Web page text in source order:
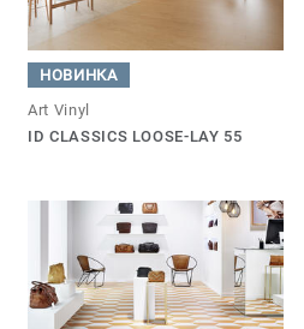
НОВИНКА
Art Vinyl
ID CLASSICS LOOSE-LAY 55